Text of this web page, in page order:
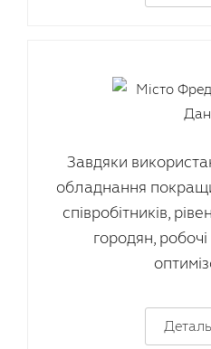
Завдяки
обладнання
співробітників,
городян,